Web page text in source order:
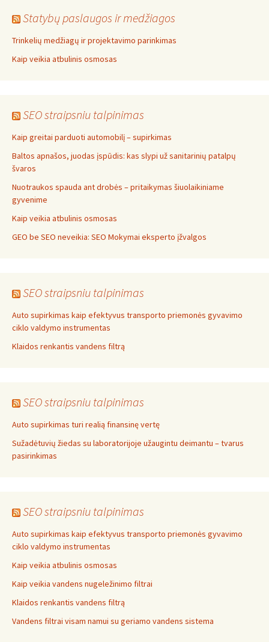
Statybų paslaugos ir medžiagos
Trinkelių medžiagų ir projektavimo parinkimas
Kaip veikia atbulinis osmosas
SEO straipsniu talpinimas
Kaip greitai parduoti automobilį – supirkimas
Baltos apnašos, juodas įspūdis: kas slypi už sanitarinių patalpų
švaros
Nuotraukos spauda ant drobės – pritaikymas šiuolaikiniame
gyvenime
Kaip veikia atbulinis osmosas
GEO be SEO neveikia: SEO Mokymai eksperto įžvalgos
SEO straipsniu talpinimas
Auto supirkimas kaip efektyvus transporto priemonės gyvavimo
ciklo valdymo instrumentas
Klaidos renkantis vandens filtrą
SEO straipsniu talpinimas
Auto supirkimas turi realią finansinę vertę
Sužadėtuvių žiedas su laboratorijoje užaugintu deimantu – tvarus
pasirinkimas
SEO straipsniu talpinimas
Auto supirkimas kaip efektyvus transporto priemonės gyvavimo
ciklo valdymo instrumentas
Kaip veikia atbulinis osmosas
Kaip veikia vandens nugeležinimo filtrai
Klaidos renkantis vandens filtrą
Vandens filtrai visam namui su geriamo vandens sistema